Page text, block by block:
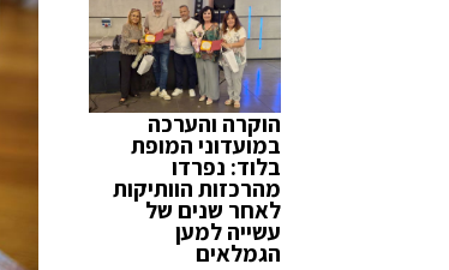
הוקרה והערכה
במועדוני המופת
בלוד: נפרדו
מהרכזות הוותיקות
לאחר שנים של
עשייה למען
הגמלאים